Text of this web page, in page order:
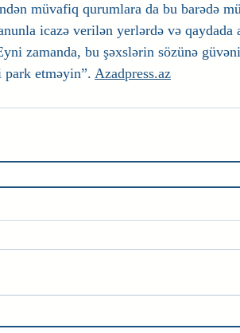
müvafiq qurumlara da bu barədə
icazə verilən yerlərdə və
zamanda, bu şəxslərin sözünə
etməyin”. Azadpress.az